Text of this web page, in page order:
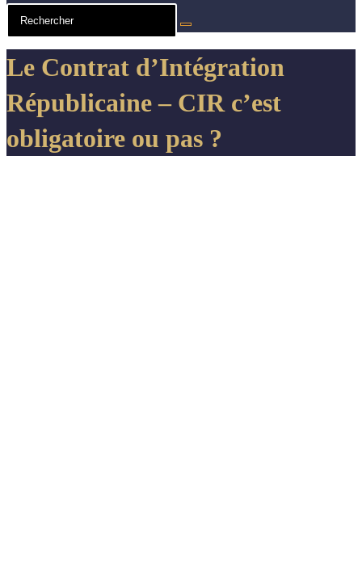
Le Contrat d’Intégration
Républicaine – CIR c’est
obligatoire ou pas ?